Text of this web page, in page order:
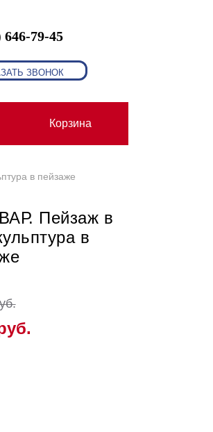
646-79-45
ЗВОНОК
Корзина
в пейзаже
Пейзаж в
в